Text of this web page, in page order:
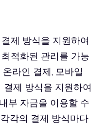
제 방식을 지원하여
적화된 관리를 가능
라인 결제, 모바일
제 방식을 지원하여
부 자금을 이용할 수
각의 결제 방식마다